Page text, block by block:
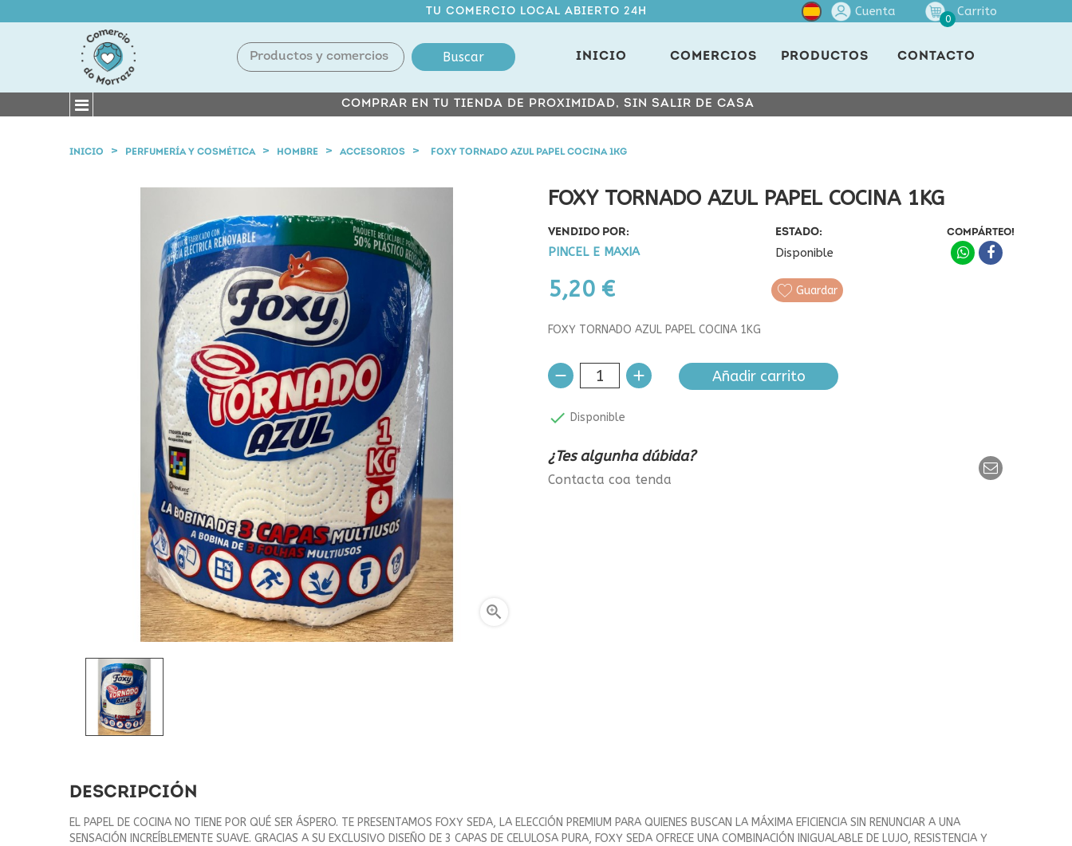
TU COMERCIO LOCAL ABIERTO 24H Cuenta
0
Carrito
Buscar INICIO COMERCIOS PRODUCTOS CONTACTO
COMPRAR EN TU TIENDA DE PROXIMIDAD, SIN SALIR DE CASA
INICIO PERFUMERÍA Y COSMÉTICA HOMBRE ACCESORIOS FOXY TORNADO AZUL PAPEL COCINA 1KG

FOXY TORNADO AZUL PAPEL COCINA 1KG
VENDIDO POR:
PINCEL E MAXIA
ESTADO:
Disponible
5,20 €
COMPÁRTEO!
Guardar
FOXY TORNADO AZUL PAPEL COCINA 1KG
Añadir carrito
 Disponible
¿Tes algunha dúbida?
Contacta coa tenda
DESCRIPCIÓN
EL PAPEL DE COCINA NO TIENE POR QUÉ SER ÁSPERO. TE PRESENTAMOS FOXY SEDA, LA ELECCIÓN PREMIUM PARA QUIENES BUSCAN LA MÁXIMA EFICIENCIA SIN RENUNCIAR A UNA
SENSACIÓN INCREÍBLEMENTE SUAVE. GRACIAS A SU EXCLUSIVO DISEÑO DE 3 CAPAS DE CELULOSA PURA, FOXY SEDA OFRECE UNA COMBINACIÓN INIGUALABLE DE LUJO, RESISTENCIA Y